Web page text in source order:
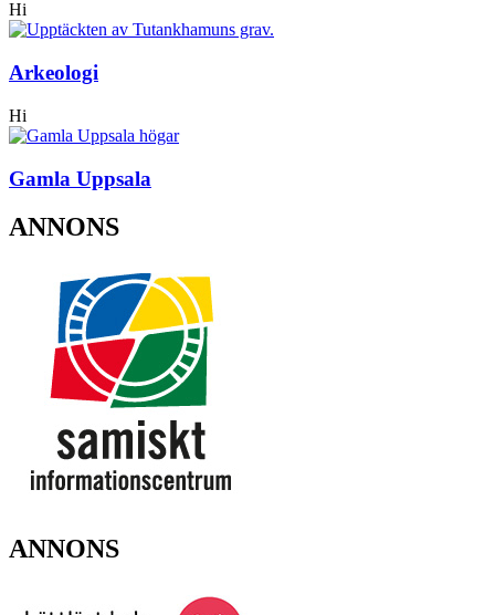
Hi
Arkeologi
Hi
Gamla Uppsala
ANNONS
ANNONS